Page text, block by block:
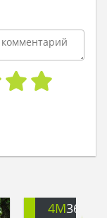
4M368